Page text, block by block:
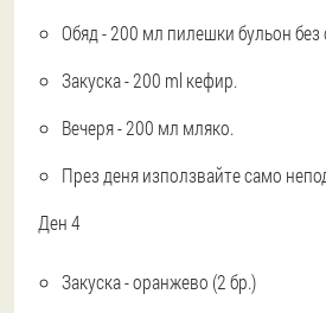
Обяд - 200 мл пилешки бульон без
Закуска - 200 ml кефир.
Вечеря - 200 мл мляко.
През деня използвайте само
Ден 4
Закуска - оранжево (2 бр.)